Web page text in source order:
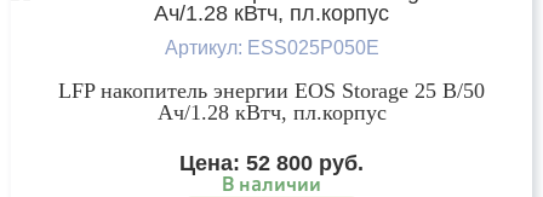
Артикул: ESS025P050E
LFP накопитель энергии EOS Storage 25 В/50
Ач/1.28 кВтч, пл.корпус
Цена: 52 800 руб.
В наличии